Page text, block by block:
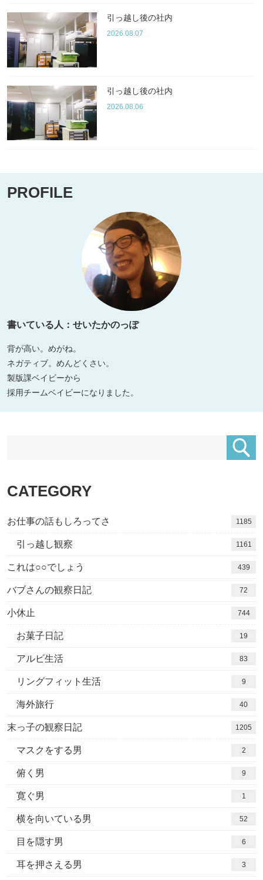
引っ越し後の社内
2026.08.07
引っ越し後の社内
2026.08.06
PROFILE
書いている人：せいたかのっぽ
背が高い。めがね。
ネガティブ。めんどくさい。
製版課ベイビーから
採用チームベイビーになりました。
CATEGORY
お仕事の話もしろってさ 1185
引っ越し観察 1161
これは○○でしょう 439
バブさんの観察日記 72
小休止 744
お菓子日記 19
アルビ生活 83
リングフィット生活 9
海外旅行 40
末っ子の観察日記 1205
マスクをする男 2
俯く男 9
寛ぐ男 1
横を向いている男 52
目を隠す男 6
耳を押さえる男 3